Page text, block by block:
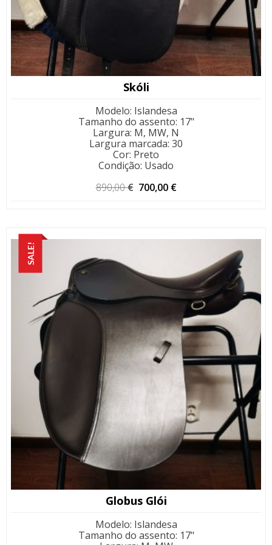
Skóli
Modelo: Islandesa
Tamanho do assento: 17"
Largura: M, MW, N
Largura marcada: 30
Cor: Preto
Condição: Usado
890,00€ O
700,00 €
SALE!
Globus Glói
Modelo: Islandesa
Tamanho do assento: 17"